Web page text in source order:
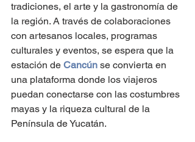
tradiciones, el arte y la gastronomía de
la región. A través de colaboraciones
con artesanos locales, programas
culturales y eventos, se espera que la
estación de Cancún se convierta en
una plataforma donde los viajeros
puedan conectarse con las costumbres
mayas y la riqueza cultural de la
Península de Yucatán.